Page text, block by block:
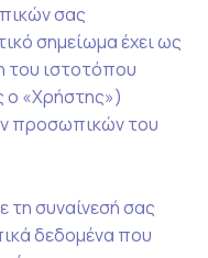
σας
σημείωμα έχει ως
του ιστοτόπου
«Χρήστης»)
προσωπικών του
τη συναίνεσή σας
δεδομένα που